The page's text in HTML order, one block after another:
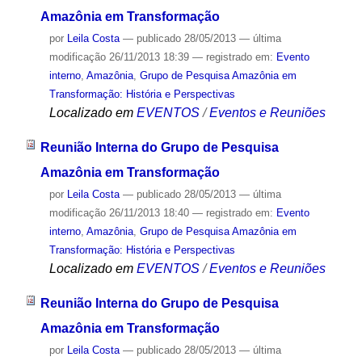
Amazônia em Transformação
por Leila Costa — publicado28/05/2013 — última
modificação26/11/2013 18:39 — registrado em: Evento
interno, Amazônia, Grupo de Pesquisa Amazônia em
Transformação: História e Perspectivas
Localizado em EVENTOS /Eventos e Reuniões
Reunião Interna do Grupo de Pesquisa
Amazônia em Transformação
por Leila Costa — publicado28/05/2013 — última
modificação26/11/2013 18:40 — registrado em: Evento
interno, Amazônia, Grupo de Pesquisa Amazônia em
Transformação: História e Perspectivas
Localizado em EVENTOS /Eventos e Reuniões
Reunião Interna do Grupo de Pesquisa
Amazônia em Transformação
por Leila Costa — publicado28/05/2013 — última